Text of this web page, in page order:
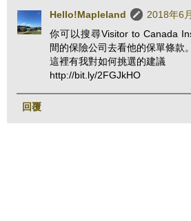
Hello!Mapleland
2018年6
你可以搜尋Visitor to Canada
間的保險公司去看他的保單條款。
這裡有我對如何挑選的建議
http://bit.ly/2FGJkHO
回覆